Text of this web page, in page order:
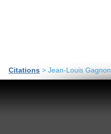
Citations > Jean-Louis Gagnon